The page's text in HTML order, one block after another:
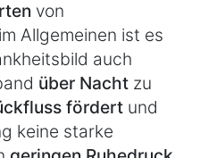
von
Allgemeinen ist es
auch
über Nacht zu
fördert und
keine starke